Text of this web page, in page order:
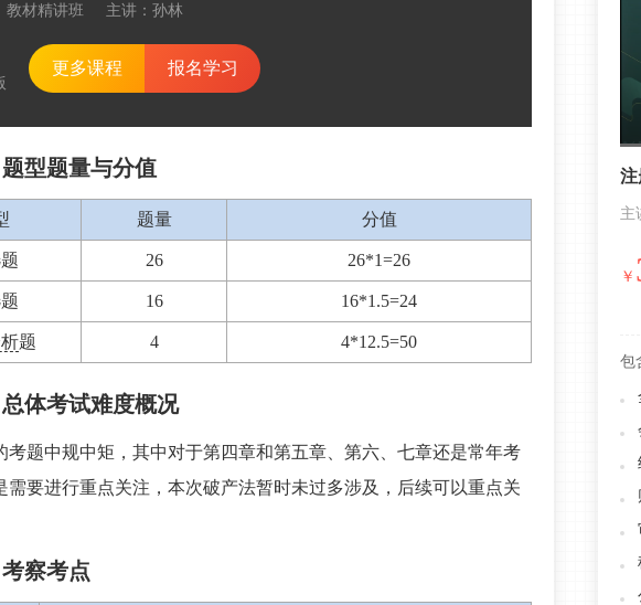
教材精讲班 主讲：孙林
更多课程 报名学习
型题量与分值
题量 分值
26 26*1=26
16 16*1.5=24
题 4 4*12.5=50
体考试难度概况
考题中规中矩，其中对于第四章和第五章、第六、七章还是常年考
需要进行重点关注，本次破产法暂时未过多涉及，后续可以重点关
察考点
注
主
￥
包